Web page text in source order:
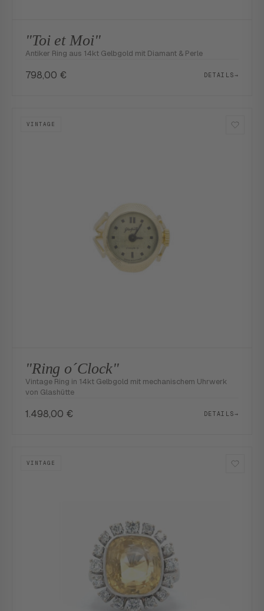
"Toi et Moi"
Antiker Ring aus 14kt Gelbgold mit Diamant & Perle
798,00 € DETAILS→
VINTAGE
"Ring o´Clock"
Vintage Ring in 14kt Gelbgold mit mechanischem Uhrwerk
von Glashütte
1.498,00 € DETAILS→
VINTAGE